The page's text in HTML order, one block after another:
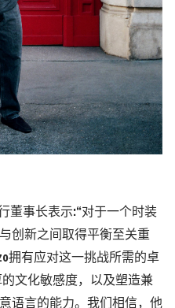
董事长表示:“对于一个时装
创新之间取得平衡至关重
拥有应对这一挑战所需的卓
文化敏感度，以及塑造兼
语言的能力。我们相信，他